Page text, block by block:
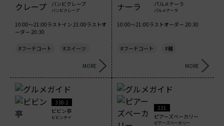
バンビクレープ
バンビクレープ
10:00～21:00ラストイン 21:00ラストオ
ーダー 20:30
#フードコート #スイーツ
MORE
パルメナーラ
パルメナーラ
10:00～21:00ラストオーダー 20:30
#フードコート #麺
MORE
338-2
ビビン亭
ビビンテイ
231
ピアーズベーカリー
ピアーズベーカリー